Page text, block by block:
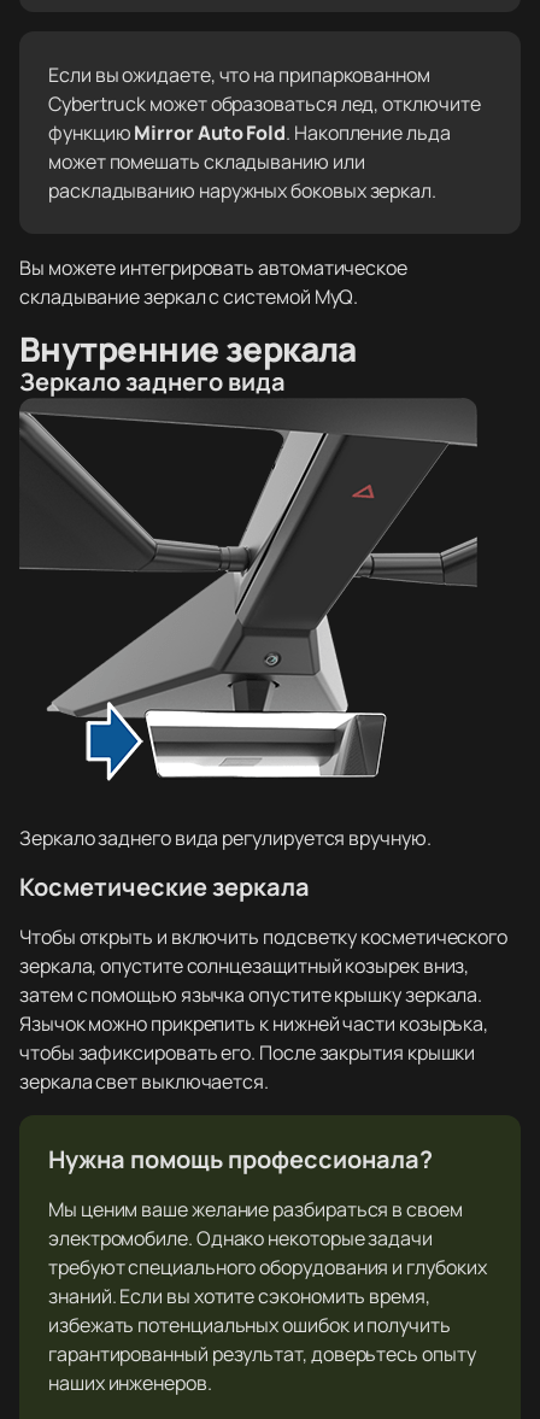
Если вы ожидаете, что на припаркованном
Cybertruck может образоваться лед, отключите
функциюMirror Auto Fold. Накопление льда
может помешать складыванию или
раскладыванию наружных боковых зеркал.
Вы можете интегрировать автоматическое
складывание зеркал с системой MyQ.
Внутренние зеркала
Зеркало заднего вида
Зеркало заднего вида регулируется вручную.
Косметические зеркала
Чтобы открыть и включить подсветку косметического
зеркала, опустите солнцезащитный козырек вниз,
затем с помощью язычка опустите крышку зеркала.
Язычок можно прикрепить к нижней части козырька,
чтобы зафиксировать его. После закрытия крышки
зеркала свет выключается.
Нужна помощь профессионала?
Мы ценим ваше желание разбираться в своем
электромобиле. Однако некоторые задачи
требуют специального оборудования и глубоких
знаний. Если вы хотите сэкономить время,
избежать потенциальных ошибок и получить
гарантированный результат, доверьтесь опыту
наших инженеров.